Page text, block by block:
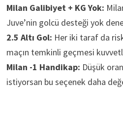
Milan Galibiyet + KG Yok:
Juve’nin golcü desteği yok
2.5 Altı Gol: Her iki taraf da
maçın temkinli geçmesi
Milan -1 Handikap: Düşük
istiyorsan bu seçenek daha